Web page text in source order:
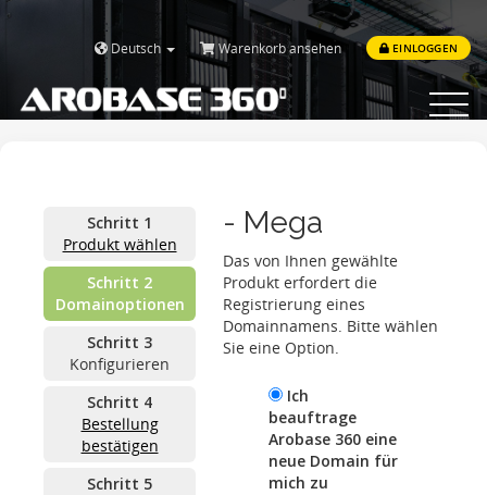
Deutsch Warenkorb ansehen EINLOGGEN
Toggle
Schritt 1
Produkt wählen
Schritt 2
Domainoptionen
Schritt 3
Konfigurieren
Schritt 4
Bestellung
bestätigen
Schritt 5
- Mega
Das von Ihnen gewählte
Produkt erfordert die
Registrierung eines
Domainnamens. Bitte wählen
Sie eine Option.
Ich
beauftrage
Arobase 360 eine
neue Domain für
mich zu